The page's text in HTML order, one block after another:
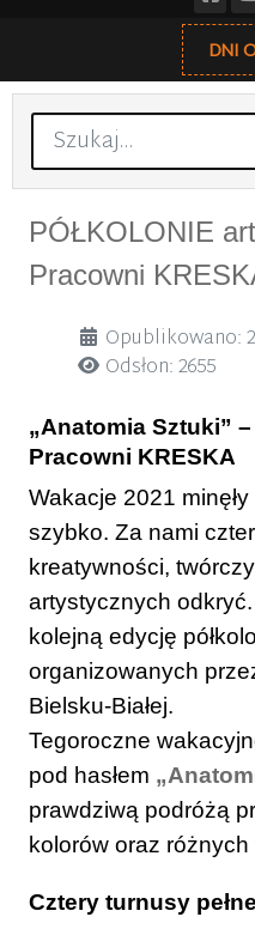
DNI
Szukaj
PÓŁKOLONIE
Pracowni
SzczegółyOpublikowano:
Odsłon: 2655
„Anatomia Sztuki”
Pracowni KRESKA
Wakacje 2021
szybko. Za nami
kreatywności,
artystycznych
kolejną edycję
organizowanych
Bielsku-Białej.
Tegoroczne
pod hasłem
prawdziwą podróżą
kolorów oraz
Cztery turnusy